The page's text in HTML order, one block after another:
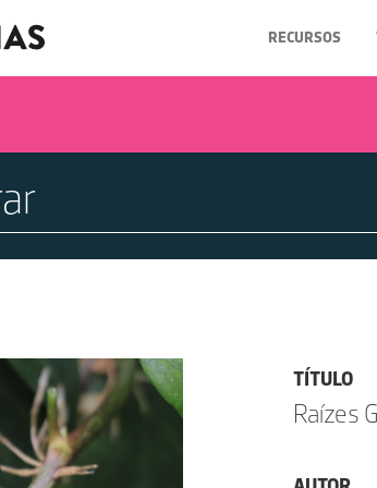
RECURSOS
TÍTULO
Raízes